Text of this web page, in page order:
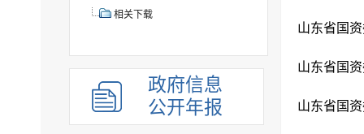
相关下载
政府信息
公开年报
山东省国